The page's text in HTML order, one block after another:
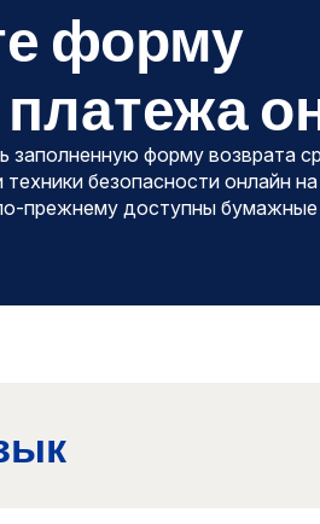
форму
заполненную форму возврата
безопасности онлайн
прежнему доступны